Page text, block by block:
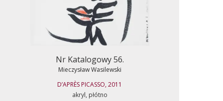
Nr Katalogowy 56.
Mieczysław Wasilewski
D’APRÈS PICASSO, 2011
akryl, płótno